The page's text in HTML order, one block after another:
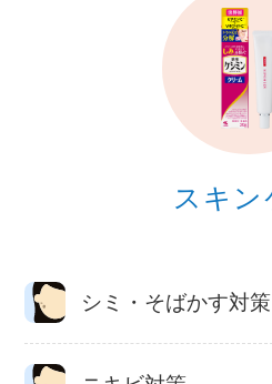
スキン
シミ・そばかす対策